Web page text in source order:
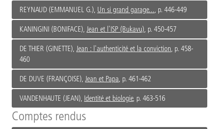
REYNAUD (EMMANUEL G.), Un si grand garage..., p. 446-449
KANINGINI (BONIFACE), Jean et l'ISP (Bukavu), p. 450-457
DE THIER (GINETTE), Jean : l'authenticité et la conviction, p. 458-
460
DE DUVE (FRANÇOISE), Jean et Papa, p. 461-462
VANDENHAUTE (JEAN), Identité et biologie, p. 463-516
Comptes rendus